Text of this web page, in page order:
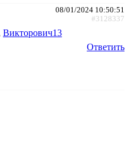
08/01/2024 10:50:51
#3128337
Викторович13
Ответить